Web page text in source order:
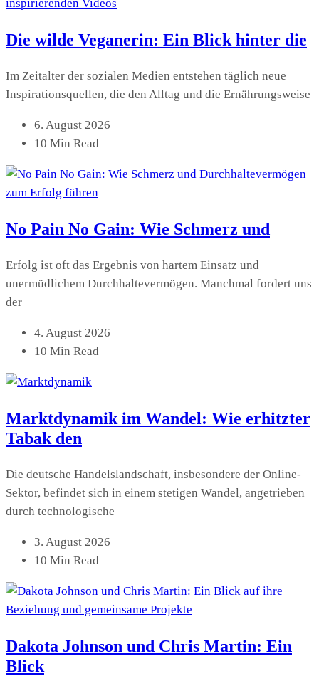
Die wilde Veganerin: Ein Blick hinter die
Im Zeitalter der sozialen Medien entstehen täglich neue
Inspirationsquellen, die den Alltag und die Ernährungsweise
6. August 2026
10 Min Read
No Pain No Gain: Wie Schmerz und
Erfolg ist oft das Ergebnis von hartem Einsatz und
unermüdlichem Durchhaltevermögen. Manchmal fordert uns
der
4. August 2026
10 Min Read
Marktdynamik im Wandel: Wie erhitzter
Tabak den
Die deutsche Handelslandschaft, insbesondere der Online-
Sektor, befindet sich in einem stetigen Wandel, angetrieben
durch technologische
3. August 2026
10 Min Read
Dakota Johnson und Chris Martin: Ein
Blick